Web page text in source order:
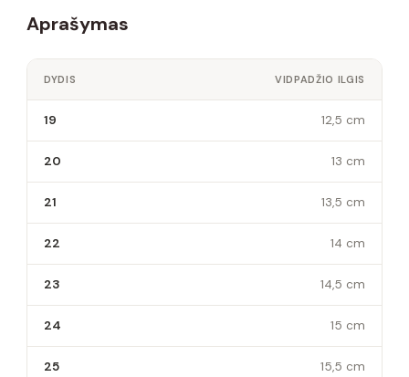
Aprašymas
DYDIS VIDPADŽIO ILGIS
19 12,5 cm
20 13 cm
21 13,5 cm
22 14 cm
23 14,5 cm
24 15 cm
25 15,5 cm